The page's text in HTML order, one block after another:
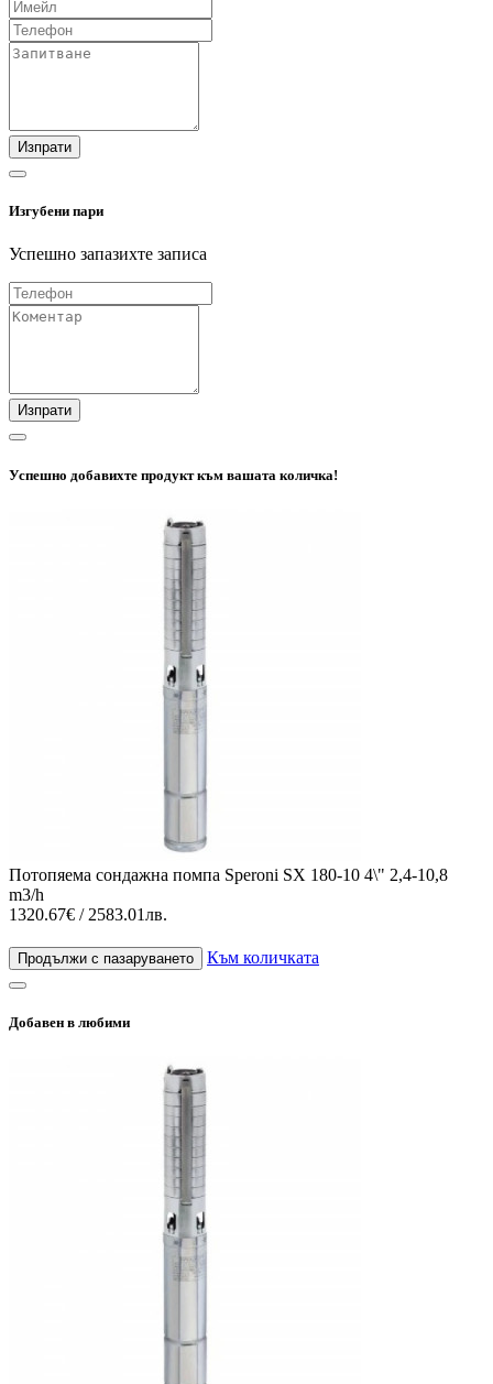
Изпрати
Изгубени пари
Успешно запазихте записа
Изпрати
Успешно добавихте продукт към вашата количка!
Потопяема сондажна помпа Speroni SX 180-10 4\" 2,4-10,8
m3/h
1320.67€ / 2583.01лв.
Продължи с пазаруването Към количката
Добавен в любими